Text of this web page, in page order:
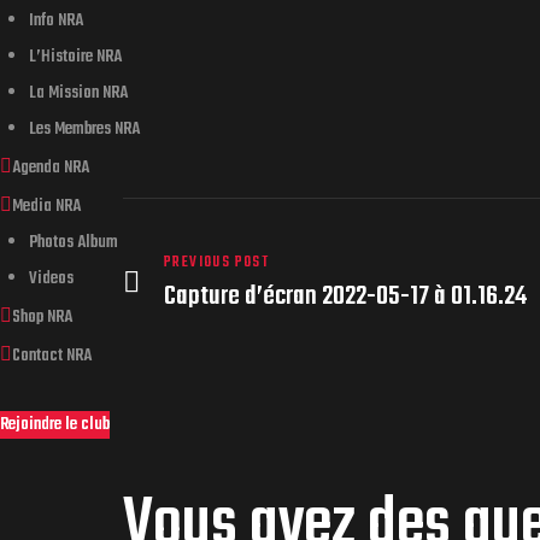
Info NRA
L’Histoire NRA
La Mission NRA
Les Membres NRA
Agenda NRA
Media NRA
Photos Album
Videos
Shop NRA
Contact NRA
Rejoindre le club
PREVIOUS POST
Capture d’écran 2022-05-17 à 01.16.24